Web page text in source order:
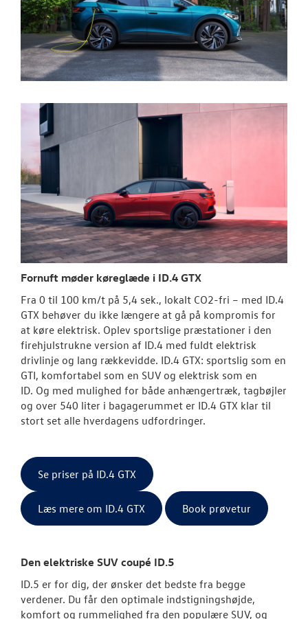
Fornuft møder køreglæde i ID.4 GTX
Fra 0 til 100 km/t på 5,4 sek., lokalt CO2-fri – med ID.4
GTX behøver du ikke længere at gå på kompromis for
at køre elektrisk. Oplev sportslige præstationer i den
firehjulstrukne version af ID.4 med fuldt elektrisk
drivlinje og lang rækkevidde. ID.4 GTX: sportslig som en
GTI, komfortabel som en SUV og elektrisk som en
ID. Og med mulighed for både anhængertræk, tagbøjler
og over 540 liter i bagagerummet er ID.4 GTX klar til
stort set alle hverdagens udfordringer.
Se priser på ID.4 GTX
Læs mere om ID.4 GTX Book prøvetur
Den elektriske SUV coupé ID.5
ID.5 er for dig, der ønsker det bedste fra begge
verdener. Du får den optimale indstigningshøjde,
komfort og rummelighed fra den populære SUV, og